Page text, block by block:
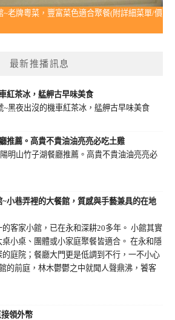
~老牌粵菜，豐富菜色適合聚餐(附詳細菜單/價
最新推播訊息
紅茶冰，艋舺古早味美食
~黑夜出沒的機車紅茶冰，艋舺古早味美食
推薦。高貴不貴油油亮亮必吃土雞
明山竹子湖餐廳推薦。高貴不貴油油亮亮必
小巷弄裡的大餐館，質感與手藝兼具的在地
客家小館，已在永和深耕20多年。 小館其實
小桌、團體或小家庭聚餐皆適合。 在永和隱
庭院；餐廳大門更是低調到不行，一不小心
的前庭，林木鬱鬱之中就聞人聲鼎沸，饕客
領外幣